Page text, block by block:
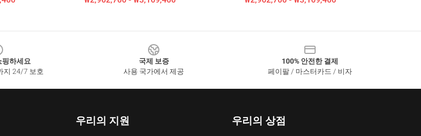
핑하세요
지 24/7 보호
국제 보증
사용 국가에서 제공
100% 안전한 결제
페이팔 / 마스터카드 / 비자
우리의 지원 우리의 상점